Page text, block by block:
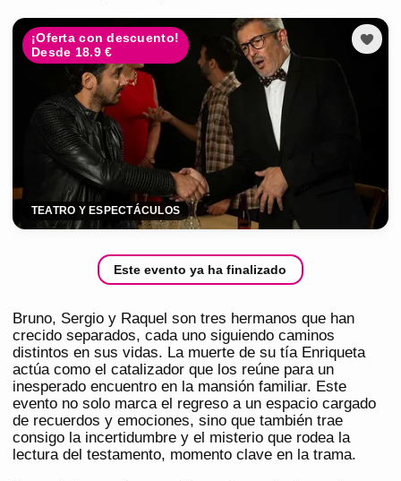
¡Oferta con descuento!
Desde 18.9 €
TEATRO Y ESPECTÁCULOS
Este evento ya ha finalizado
Bruno, Sergio y Raquel son tres hermanos que han
crecido separados, cada uno siguiendo caminos
distintos en sus vidas. La muerte de su tía Enriqueta
actúa como el catalizador que los reúne para un
inesperado encuentro en la mansión familiar. Este
evento no solo marca el regreso a un espacio cargado
de recuerdos y emociones, sino que también trae
consigo la incertidumbre y el misterio que rodea la
lectura del testamento, momento clave en la trama.